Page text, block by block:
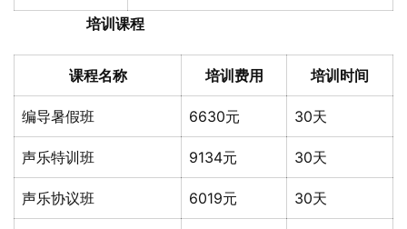
培训课程
课程名称 培训费用 培训时间
编导暑假班 6630元 30天
声乐特训班 9134元 30天
声乐协议班 6019元 30天